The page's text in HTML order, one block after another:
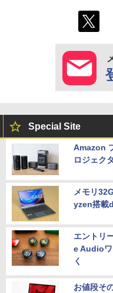
Special Site
Amazon
ロジェク
メモリ
yzen搭載
エントリ
e Audioワ
く
お値段そ